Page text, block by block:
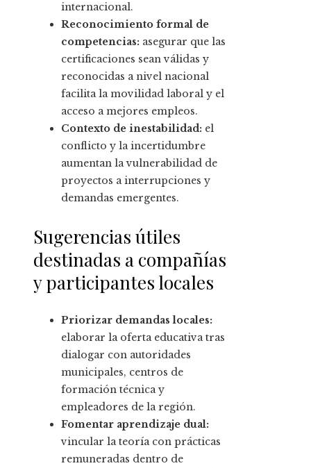
internacional.
Reconocimiento formal de
competencias: asegurar que las
certificaciones sean válidas y
reconocidas a nivel nacional
facilita la movilidad laboral y el
acceso a mejores empleos.
Contexto de inestabilidad: el
conflicto y la incertidumbre
aumentan la vulnerabilidad de
proyectos a interrupciones y
demandas emergentes.
Sugerencias útiles
destinadas a compañías
y participantes locales
Priorizar demandas locales:
elaborar la oferta educativa tras
dialogar con autoridades
municipales, centros de
formación técnica y
empleadores de la región.
Fomentar aprendizaje dual:
vincular la teoría con prácticas
remuneradas dentro de